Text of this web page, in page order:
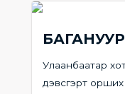
Улаанбаатар
дэвсгэрт